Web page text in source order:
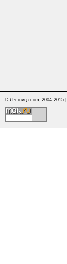
© Лестница.com, 2004–2015 |